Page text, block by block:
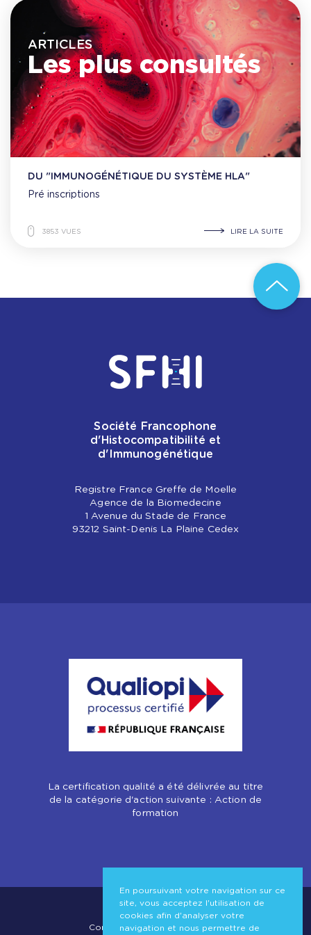
En poursuivant votre navigation sur ce
site, vous acceptez l'utilisation de
cookies afin d'analyser votre
navigation et nous permettre de
ARTICLES
Les plus consultés
DU "IMMUNOGÉNÉTIQUE DU SYSTÈME HLA"
Pré inscriptions
3853 VUES LIRE LA SUITE
Société Francophone
d'Histocompatibilité et
d'Immunogénétique
Registre France Greffe de Moelle
Agence de la Biomedecine
1 Avenue du Stade de France
93212 Saint-Denis La Plaine Cedex
La certification qualité a été délivrée au titre
de la catégorie d'action suivante : Action de
formation
Conditions Générales de Vente